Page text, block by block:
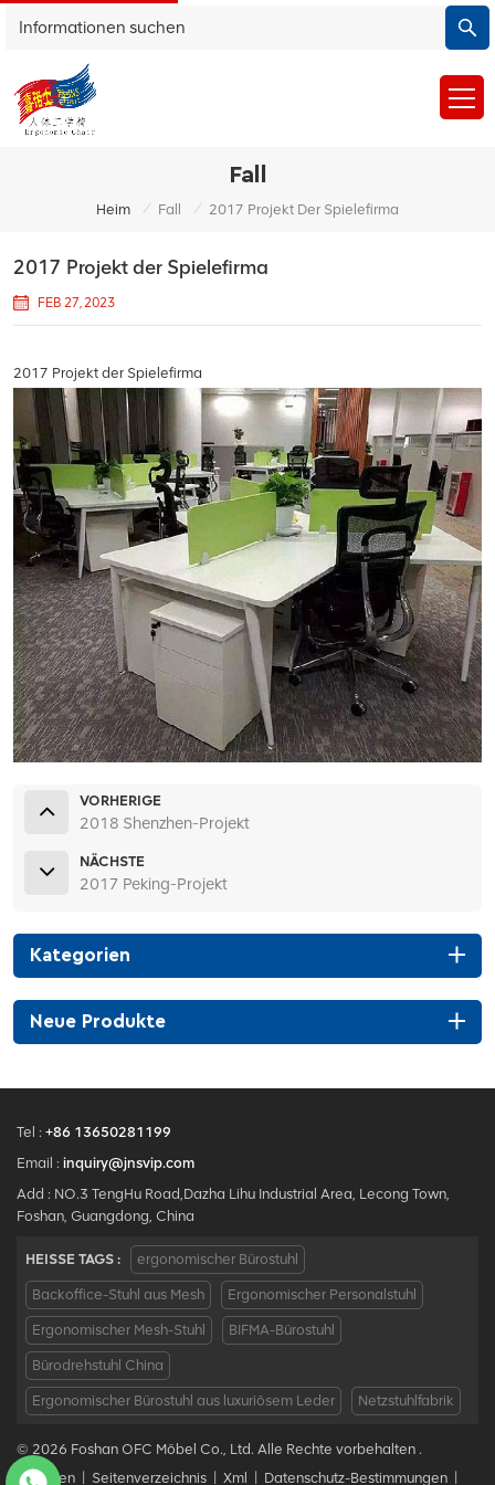
Fall
Heim / Fall / 2017 Projekt Der Spielefirma
2017 Projekt der Spielefirma
FEB 27, 2023
2017 Projekt der Spielefirma
VORHERIGE
2018 Shenzhen-Projekt
NÄCHSTE
2017 Peking-Projekt
Kategorien
Neue Produkte
Tel : +86 13650281199
Email : inquiry@jnsvip.com
Add : NO.3 TengHu Road,Dazha Lihu Industrial Area, Lecong Town,
Foshan, Guangdong, China
HEISSE TAGS : ergonomischer Bürostuhl
Backoffice-Stuhl aus Mesh Ergonomischer Personalstuhl
Ergonomischer Mesh-Stuhl BIFMA-Bürostuhl
Bürodrehstuhl China
Ergonomischer Bürostuhl aus luxuriösem Leder Netzstuhlfabrik
© 2026 Foshan OFC Möbel Co., Ltd. Alle Rechte vorbehalten .
Bloggen
Seitenverzeichnis Xml Datenschutz-Bestimmungen